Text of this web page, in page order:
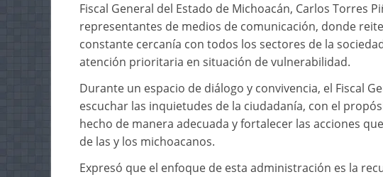
Fiscal General del Estado de Michoacán, Carlos Torres
representantes de medios de comunicación, donde
constante cercanía con todos los sectores de la
atención prioritaria en situación de vulnerabilidad.
Durante un espacio de diálogo y convivencia, el Fiscal
escuchar las inquietudes de la ciudadanía, con el
hecho de manera adecuada y fortalecer las acciones
de las y los michoacanos.
Expresó que el enfoque de esta administración es la